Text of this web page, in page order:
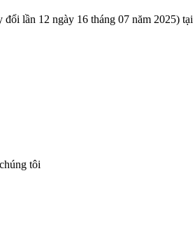
lần 12 ngày 16 tháng 07 năm
tôi